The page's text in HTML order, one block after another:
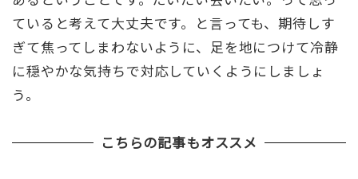
ていると考えて大丈夫です。と言っても、期待しす
ぎて焦ってしまわないように、足を地につけて冷静
に穏やかな気持ちで対応していくようにしましょ
う。
こちらの記事もオススメ